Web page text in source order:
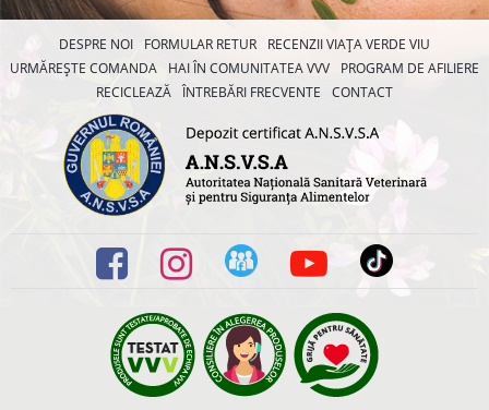
DESPRE NOI FORMULAR RETUR
RECENZII VIAȚA VERDE VIU
URMĂREȘTE COMANDA
HAI ÎN COMUNITATEA VVV
PROGRAM DE AFILIERE
RECICLEAZĂ ÎNTREBĂRI FRECVENTE CONTACT